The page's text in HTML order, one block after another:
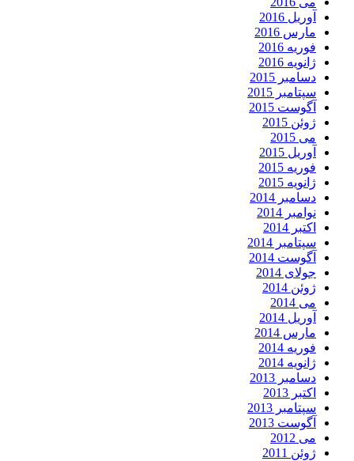
آوریل 2016
مارس 2016
فوریه 2016
ژانویه 2016
دسامبر 2015
سپتامبر 2015
آگوست 2015
ژوئن 2015
می 2015
آوریل 2015
فوریه 2015
ژانویه 2015
دسامبر 2014
نوامبر 2014
اکتبر 2014
سپتامبر 2014
آگوست 2014
جولای 2014
ژوئن 2014
می 2014
آوریل 2014
مارس 2014
فوریه 2014
ژانویه 2014
دسامبر 2013
اکتبر 2013
سپتامبر 2013
آگوست 2013
می 2012
ژوئن 2011